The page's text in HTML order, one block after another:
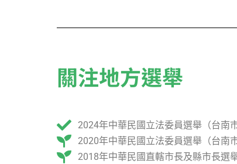
關注地方選舉
2024年中華民國立法委員選舉（台南市
2020年中華民國立法委員選舉（台南市
2018年中華民國直轄市長及縣市長選